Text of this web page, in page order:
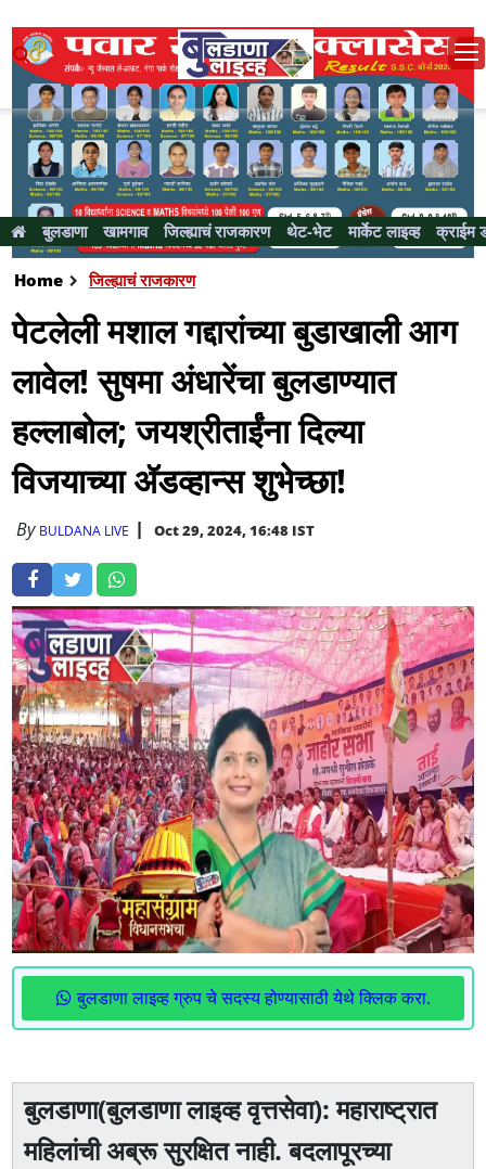
बुलडाणा खामगाव जिल्ह्याचं राजकारण थेट-भेट मार्केट लाइव्ह क्राईम
Home जिल्ह्याचं राजकारण
पेटलेली मशाल गद्दारांच्या बुडाखाली आग
लावेल! सुषमा अंधारेंचा बुलडाण्यात
हल्लाबोल; जयश्रीताईंना दिल्या
विजयाच्या ॲडव्हान्स शुभेच्छा!
By BULDANA LIVE Oct 29, 2024, 16:48 IST
बुलडाणा लाइव्ह ग्रुप चे सदस्य होण्यासाठी येथे क्लिक करा.
बुलडाणा(बुलडाणा लाइव्ह वृत्तसेवा): महाराष्ट्रात
महिलांची अब्रू सुरक्षित नाही. बदलापूरच्या